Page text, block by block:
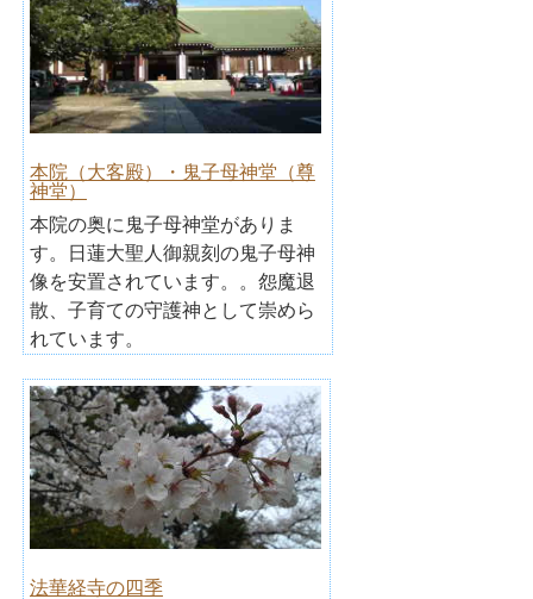
本院（大客殿）・鬼子母神堂（尊
神堂）
本院の奥に鬼子母神堂がありま
す。日蓮大聖人御親刻の鬼子母神
像を安置されています。。怨魔退
散、子育ての守護神として崇めら
れています。
法華経寺の四季